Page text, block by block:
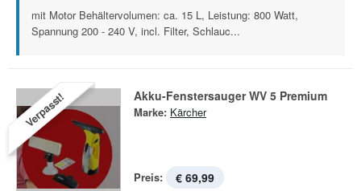
mit Motor Behältervolumen: ca. 15 L, Leistung: 800 Watt,
Spannung 200 - 240 V, incl. Filter, Schlauc...
Verpasst! Akku-Fenstersauger WV 5 Premium
Marke: Kärcher
Preis: € 69,99